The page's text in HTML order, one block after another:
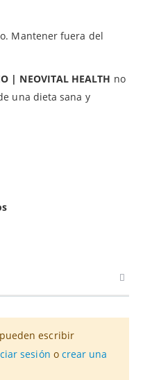
Mantener fuera del
| NEOVITAL HEALTH no
una dieta sana y
escribir
sesión o crear una